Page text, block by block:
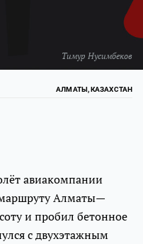
Тимур Нусимбеков
АЛМАТЫ, КАЗАХСТАН
авиакомпании
Алматы—
и пробил бетонное
с двухэтажным